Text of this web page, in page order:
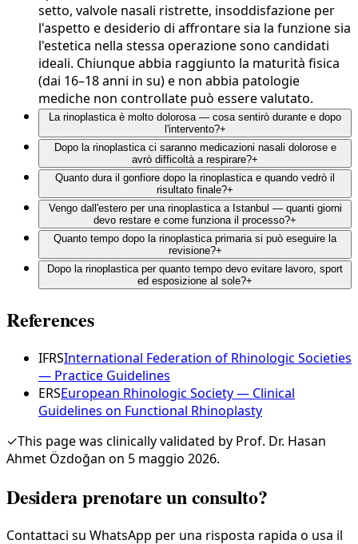
setto, valvole nasali ristrette, insoddisfazione per
l'aspetto e desiderio di affrontare sia la funzione sia
l'estetica nella stessa operazione sono candidati
ideali. Chiunque abbia raggiunto la maturità fisica
(dai 16–18 anni in su) e non abbia patologie
mediche non controllate può essere valutato.
La rinoplastica è molto dolorosa — cosa sentirò durante e dopo
l'intervento?+
Dopo la rinoplastica ci saranno medicazioni nasali dolorose e
avrò difficoltà a respirare?+
Quanto dura il gonfiore dopo la rinoplastica e quando vedrò il
risultato finale?+
Vengo dall'estero per una rinoplastica a Istanbul — quanti giorni
devo restare e come funziona il processo?+
Quanto tempo dopo la rinoplastica primaria si può eseguire la
revisione?+
Dopo la rinoplastica per quanto tempo devo evitare lavoro, sport
ed esposizione al sole?+
References
IFRSInternational Federation of Rhinologic Societies
— Practice Guidelines
ERSEuropean Rhinologic Society — Clinical
Guidelines on Functional Rhinoplasty
✓This page was clinically validated by Prof. Dr. Hasan
Ahmet Özdoğan on 5 maggio 2026.
Desidera prenotare un consulto?
Contattaci su WhatsApp per una risposta rapida o usa il